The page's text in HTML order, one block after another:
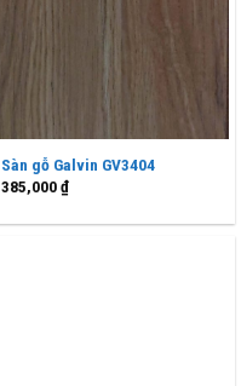
Sàn gỗ Galvin GV3404
385,000₫